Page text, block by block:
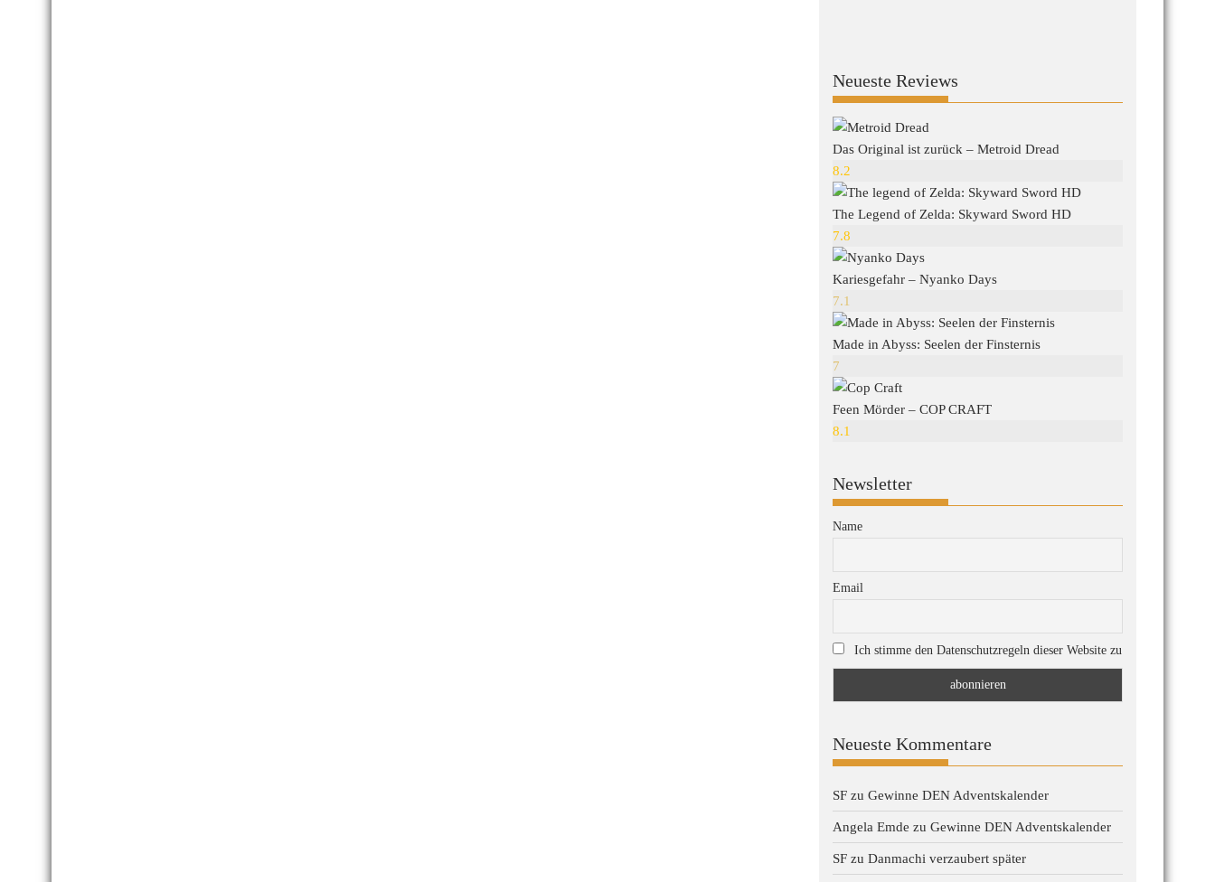
Neueste Reviews
Das Original ist zurück – Metroid Dread
8.2
The Legend of Zelda: Skyward Sword HD
7.8
Kariesgefahr – Nyanko Days
7.1
Made in Abyss: Seelen der Finsternis
7
Feen Mörder – COP CRAFT
8.1
Newsletter
Name
Email
Ich stimme den Datenschutzregeln dieser Website zu
Neueste Kommentare
SF zu Gewinne DEN Adventskalender
Angela Emde zu Gewinne DEN Adventskalender
SF zu Danmachi verzaubert später